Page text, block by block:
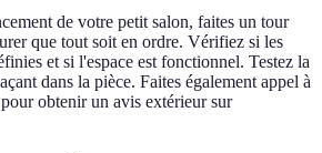
de votre petit salon, faites un tour
que tout soit en ordre. Vérifiez si les
et si l'espace est fonctionnel. Testez la
dans la pièce. Faites également appel à
obtenir un avis extérieur sur